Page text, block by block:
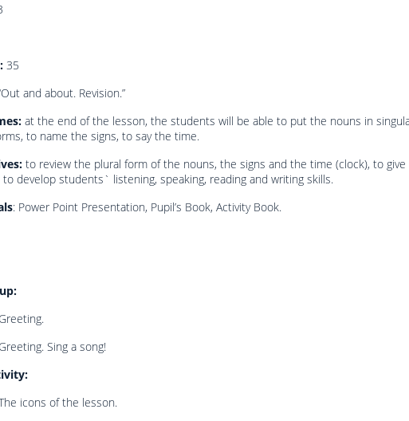
35
and about. Revision.”
at the end of the lesson, the students will be able to put the nouns in
to name the signs, to say the time.
to review the plural form of the nouns, the signs and the time (clock), to give
to develop students` listening, speaking, reading and writing skills.
: Power Point Presentation, Pupil’s Book, Activity Book.
Greeting.
Greeting. Sing a song!
icons of the lesson.